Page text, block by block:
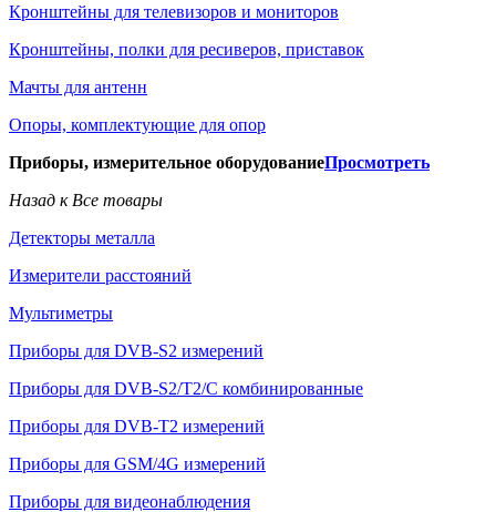
Кронштейны для телевизоров и мониторов
Кронштейны, полки для ресиверов, приставок
Мачты для антенн
Опоры, комплектующие для опор
Приборы, измерительное оборудованиеПросмотреть
Назад к Все товары
Детекторы металла
Измерители расстояний
Мультиметры
Приборы для DVB-S2 измерений
Приборы для DVB-S2/T2/C комбинированные
Приборы для DVB-T2 измерений
Приборы для GSM/4G измерений
Приборы для видеонаблюдения